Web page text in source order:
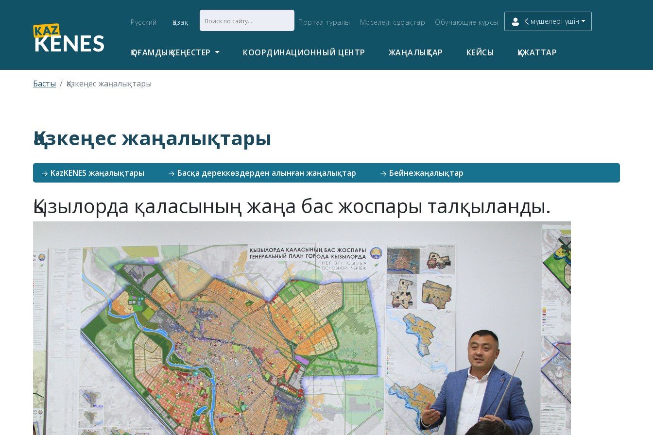
Русский Қазақ Портал туралы Мәселелі сұрақтар Обучающие курсы ҚК мүшелері үшін
ҚОҒАМДЫҚ КЕҢЕСТЕР КООРДИНАЦИОННЫЙ ЦЕНТР ЖАҢАЛЫҚТАР КЕЙСЫ ҚҰЖАТТАР
Басты Қазкеңес жаңалықтары
Қазкеңес жаңалықтары
KazKENES жаңалықтары Басқа дереккөздерден алынған жаңалықтар Бейнежаңалықтар
Қызылорда қаласының жаңа бас жоспары талқыланды.